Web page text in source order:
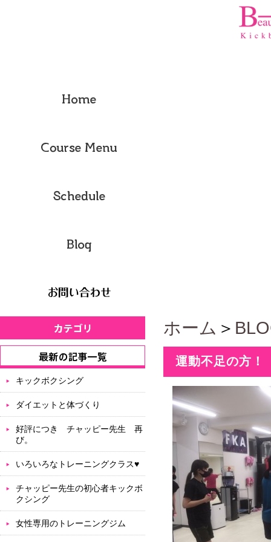
ホーム ＞
運動不足の方
キックボクシング
ダイエットと体づくり
好評につき チャッピー先生 再
び。
いろいろなトレーニングクラス♥
チャッピー先生の初心者キックボ
クシング
女性専用のトレーニングジム